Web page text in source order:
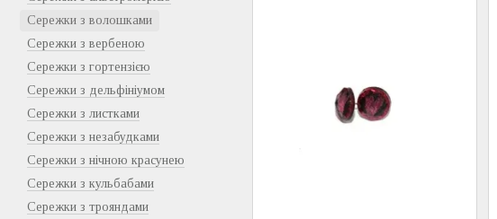
Сережки з волошками
Сережки з вербеною
Сережки з гортензією
Сережки з дельфініумом
Сережки з листками
Сережки з незабудками
Сережки з нічною красунею
Сережки з кульбабами
Сережки з трояндами